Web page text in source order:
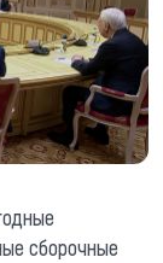
сборочные